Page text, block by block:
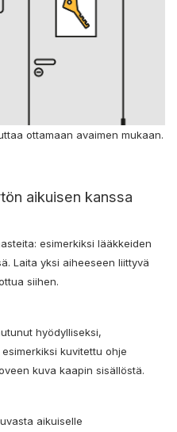
ottamaan avaimen mukaan.
aikuisen kanssa
esimerkiksi lääkkeiden
Laita yksi aiheeseen liittyvä
siihen.
hyödylliseksi,
kuvitettu ohje
kuva kaapin sisällöstä.
aikuiselle